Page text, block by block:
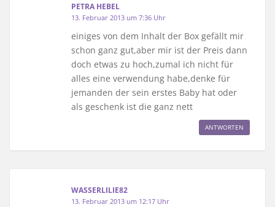
PETRA HEBEL
13. Februar 2013 um 7:36 Uhr
einiges von dem Inhalt der Box gefällt mir
schon ganz gut,aber mir ist der Preis dann
doch etwas zu hoch,zumal ich nicht für
alles eine verwendung habe,denke für
jemanden der sein erstes Baby hat oder
als geschenk ist die ganz nett
ANTWORTEN
WASSERLILIE82
13. Februar 2013 um 12:17 Uhr